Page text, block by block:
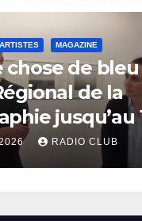
MAGAZINE
chose de
de la
jusqu’au
RADIO CLUB